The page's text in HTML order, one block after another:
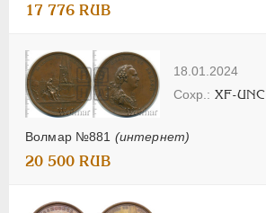
17 776 RUB
18.01.2024
Волмар №881 (интернет)
XF-UNC
20 500 RUB